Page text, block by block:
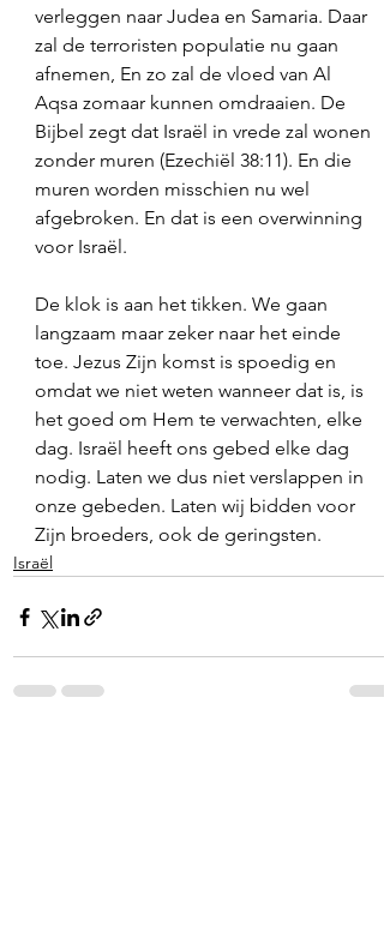
verleggen naar Judea en Samaria. Daar
zal de terroristen populatie nu gaan
afnemen, En zo zal de vloed van Al
Aqsa zomaar kunnen omdraaien. De
Bijbel zegt dat Israël in vrede zal wonen
zonder muren (Ezechiël 38:11). En die
muren worden misschien nu wel
afgebroken. En dat is een overwinning
voor Israël.
De klok is aan het tikken. We gaan
langzaam maar zeker naar het einde
toe. Jezus Zijn komst is spoedig en
omdat we niet weten wanneer dat is, is
het goed om Hem te verwachten, elke
dag. Israël heeft ons gebed elke dag
nodig. Laten we dus niet verslappen in
onze gebeden. Laten wij bidden voor
Zijn broeders, ook de geringsten.
Israël